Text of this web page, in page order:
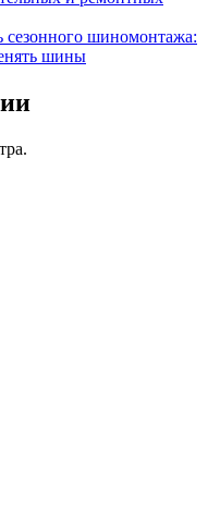
сезонного шиномонтажа:
шины